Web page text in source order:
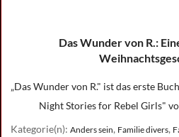
Das Wunder von R.:
„Das Wunder von R." ist das erste
Night Stories for Rebel Girls"
Kategorie(n): Anders sein, Familie divers,